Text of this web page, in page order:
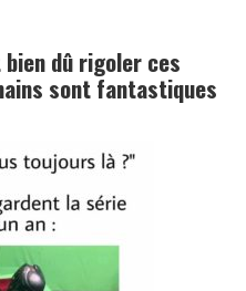
dû rigoler ces
sont fantastiques